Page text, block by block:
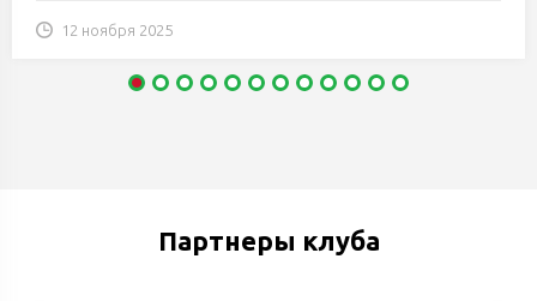
12 ноября 2025
Партнеры клуба